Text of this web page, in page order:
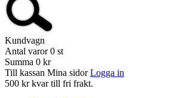
Kundvagn
Antal varor 0 st
Summa 0 kr
Till kassan Mina sidor Logga in
500 kr kvar till fri frakt.